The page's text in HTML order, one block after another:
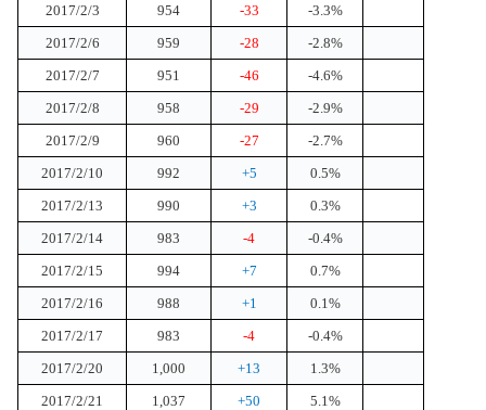
2017/2/3
954 -33
-3.3%
2017/2/6
959 -28
-2.8%
2017/2/7
951 -46
-4.6%
2017/2/8
958 -29
-2.9%
2017/2/9
960 -27
-2.7%
2017/2/10
992 +5
0.5%
2017/2/13
990 +3
0.3%
2017/2/14
983 -4
-0.4%
2017/2/15
994 +7
0.7%
2017/2/16
988 +1
0.1%
2017/2/17
983 -4
-0.4%
2017/2/20
1,000 +13
1.3%
2017/2/21
1,037 +50
5.1%